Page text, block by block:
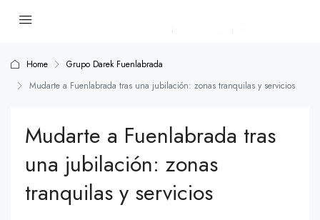
Home
Grupo Darek Fuenlabrada
Mudarte a Fuenlabrada tras una jubilación: zonas tranquilas y servicios
Mudarte a Fuenlabrada tras
una jubilación: zonas
tranquilas y servicios